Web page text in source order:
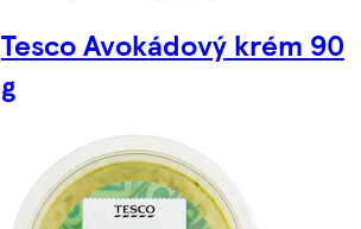
Tesco Avokádový krém 90
g